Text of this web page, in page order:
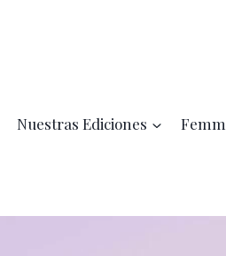
Nuestras Ediciones